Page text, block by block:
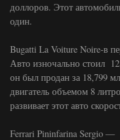
доллоров. Этот
один.
Bugatti La Voiture Noire-в
Авто изночально стоил
он был продан за 18,799
двигатель объемом 8
развивает этот авто
Ferrari Pininfarina Sergio —